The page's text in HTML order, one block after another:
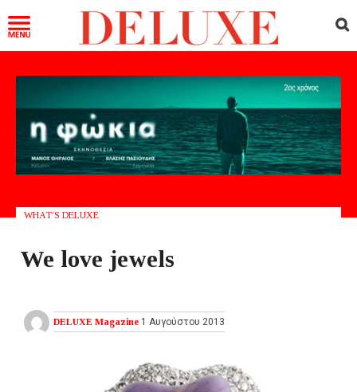
WHAT’S DELUXE
We love jewels
DELUXE Magazine 1 Αυγούστου 2013